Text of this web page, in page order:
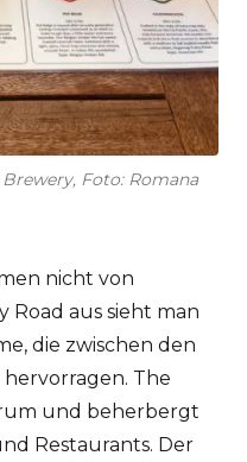
Foto: Romana
nicht von
Road aus sieht man
die zwischen den
The
und beherbergt
Restaurants. Der